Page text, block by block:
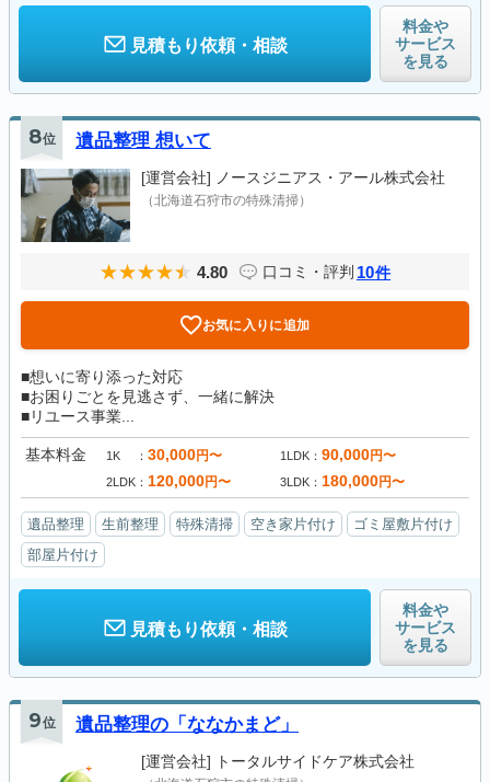
見積もり依頼・相談
料金や
サービス
を見る
8位 遺品整理 想いて
[運営会社] ノースジニアス・アール株式会社
（北海道石狩市の特殊清掃）
4.80 口コミ・評判 10件
お気に入りに追加
■想いに寄り添った対応
■お困りごとを見逃さず、一緒に解決
■リユース事業...
基本料金 1K 30,000円〜 1LDK 90,000円〜
2LDK 120,000円〜 3LDK 180,000円〜
遺品整理 生前整理 特殊清掃 空き家片付け
ゴミ屋敷片付け
部屋片付け
見積もり依頼・相談
料金や
サービス
を見る
9位 遺品整理の「ななかまど」
[運営会社] トータルサイドケア株式会社